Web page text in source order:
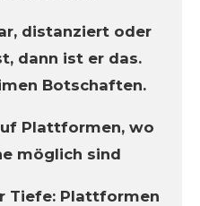
distanziert oder
dann ist er das.
Botschaften.
Plattformen, wo
möglich sind
Tiefe: Plattformen